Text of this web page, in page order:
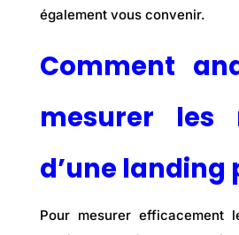
également vous convenir.
Comment
mesurer les
d’une landing
Pour mesurer efficacement